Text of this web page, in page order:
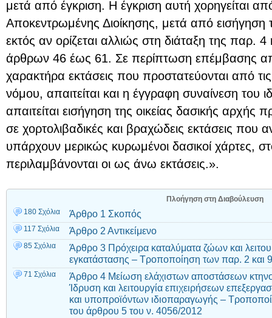
μετά από έγκριση. Η έγκριση αυτή χορηγείται
Αποκεντρωμένης Διοίκησης, μετά από εισήγηση
εκτός αν ορίζεται αλλιώς στη διάταξη της παρ. 4
άρθρων 46 έως 61. Σε περίπτωση επέμβασης από
χαρακτήρα εκτάσεις που προστατεύονται από
νόμου, απαιτείται και η έγγραφη συναίνεση του
απαιτείται εισήγηση της οικείας δασικής αρχής
σε χορτολιβαδικές και βραχώδεις εκτάσεις που
υπάρχουν μερικώς κυρωμένοι δασικοί χάρτες,
περιλαμβάνονται οι ως άνω εκτάσεις.».
Πλοήγηση στη Διαβούλευση
180 Σχόλια
Άρθρο 1 Σκοπός
117 Σχόλια Άρθρο 2 Αντικείμενο
85 Σχόλια
Άρθρο 3 Πρόχειρα καταλύματα ζώων και
εγκατάστασης – Τροποποίηση των παρ. 2 και
71 Σχόλια
Άρθρο 4 Μείωση ελάχιστων αποστάσεων
Ίδρυση και λειτουργία επιχειρήσεων
και υποπροϊόντων ιδιοπαραγωγής –
του άρθρου 5 του ν. 4056/2012